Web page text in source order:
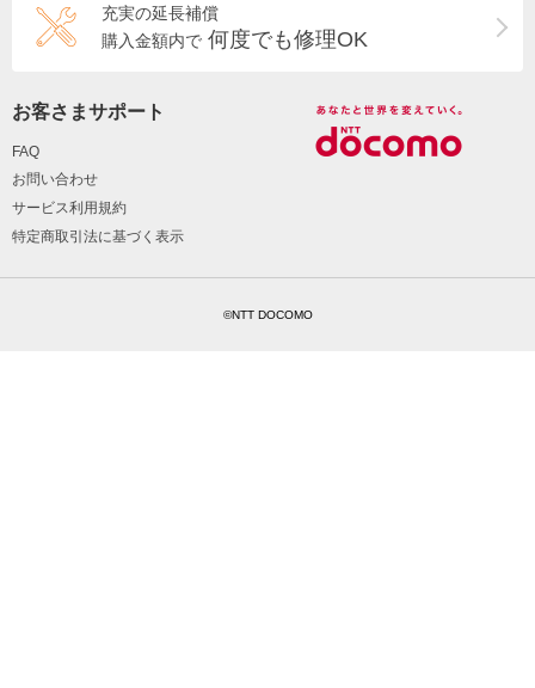
充実の延長補償
購入金額内で 何度でも修理OK
お客さまサポート
FAQ
お問い合わせ
サービス利用規約
特定商取引法に基づく表示
©NTT DOCOMO